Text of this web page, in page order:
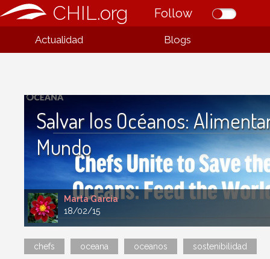
CHIL.org Follow
Actualidad Blogs
Marta García
18/02/15
Salvar los Océanos:
Mundo
chefs oceana oceanos sostenibilidad